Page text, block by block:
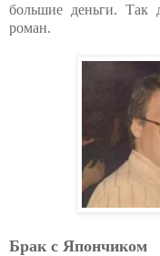
большие деньги. Так
роман.
Брак с Япончиком